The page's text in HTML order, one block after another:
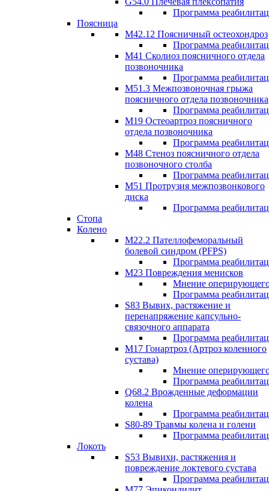
Программа
Поясница
М42.12 Поясничный остеохондроз
Программа
М41 Сколиоз поясничного отдела
позвоночника
Программа
M51.3 Межпозвоночная грыжа
поясничного отдела позвоночника
Программа
М19 Остеоартроз поясничного
отдела позвоночника
Программа
M48 Стеноз поясничного отдела
позвоночного столба
Программа
М51 Протрузия межпозвонкового
диска
Программа
Стопа
Колено
М22.2 Пателлофеморальный
болевой синдром (PFPS)
Программа
М23 Повреждения менисков
Мнение
Программа
S83 Вывих, растяжение и
перенапряжение капсульно-
связочного аппарата
Программа
М17 Гонартроз (Артроз коленного
сустава)
Мнение
Программа
Q68.2 Врожденные деформации
колена
Программа
S80-89 Травмы колена и голени
Программа
Локоть
S53 Вывихи, растяжения и
повреждение локтевого сустава
Программа